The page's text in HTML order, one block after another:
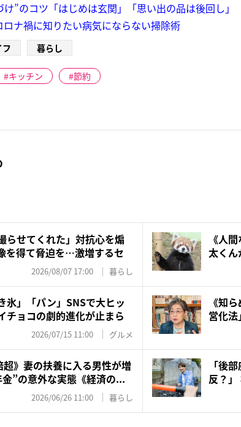
”のコツ「はじめは玄関」「思い出の品は後回し」
ナ禍に知りたい病気にならない掃除術
フ 暮らし
キッチン 節約
らせてくれた」対抗心を煽
を得て脅迫を…激増するセ
2026/08/07 17:00 暮らし
《人
太く
氷」「パン」SNSで大ヒッ
チョコの劇的進化が止まら
2026/07/15 11:00 グルメ
《知
営化
超》妻の扶養に入る男性が増
”の意外な実態《経済の...
2026/06/26 11:00 暮らし
「後
反？